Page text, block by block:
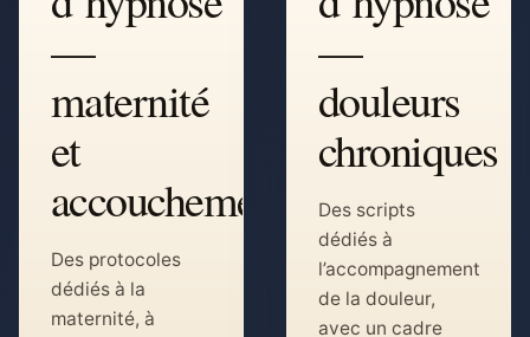
—
maternité
et
accouchement
Des protocoles
dédiés à la
maternité, à
—
douleurs
chroniques
Des scripts
dédiés à
l’accompagnement
de la douleur,
avec un cadre